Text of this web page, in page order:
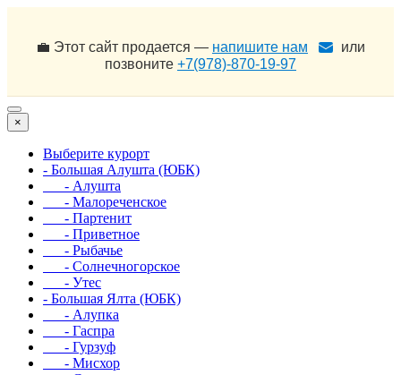
💼 Этот сайт продается — напишите нам
или
позвоните +7(978)-870-19-97
×
Выберите курорт
- Большая Алушта (ЮБК)
- Алушта
- Малореченское
- Партенит
- Приветное
- Рыбачье
- Солнечногорское
- Утес
- Большая Ялта (ЮБК)
- Алупка
- Гаспра
- Гурзуф
- Мисхор